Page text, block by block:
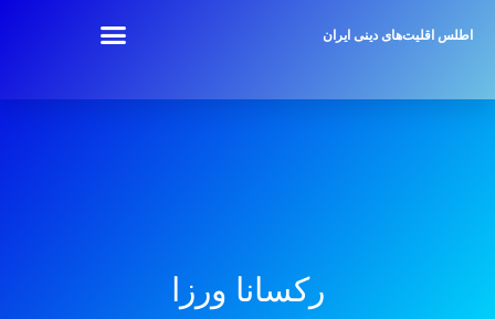
اطلس اقلیت‌های دینی ایران
رکسانا ورزا